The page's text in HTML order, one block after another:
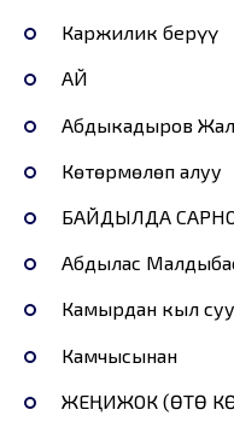
Каржилик берүү
АЙ
Абдыкадыров
Көтөрмөлөп алуу
БАЙДЫЛДА
Абдылас
Камырдан кыл
Камчысынан
ЖЕҢИЖОК (ӨТӨ